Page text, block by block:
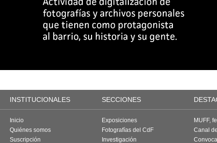
INSTITUCIONALES SECCIONES
Inicio
Quiénes somos
Suscripción
Exposiciones
Fotografías del CdF
Investigación
MUFF,
Canal